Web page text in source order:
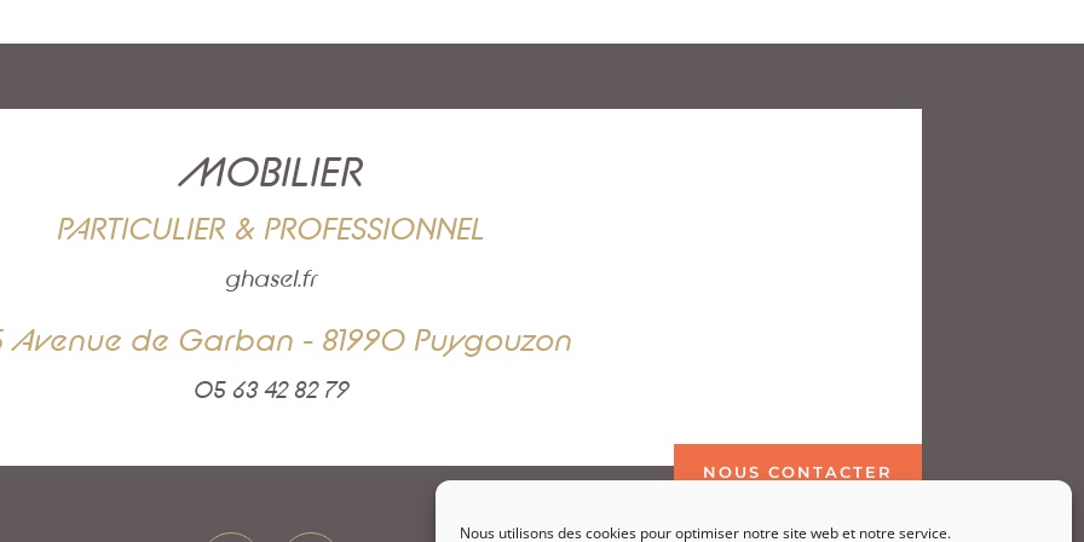
Nous utilisons des cookies pour optimiser notre site web et notre service.
MOBILIER
PARTICULIER & PROFESSIONNEL
ghasel.fr
Avenue de Garban - 81990 Puygouzon
05 63 42 82 79
NOUS CONTACTER